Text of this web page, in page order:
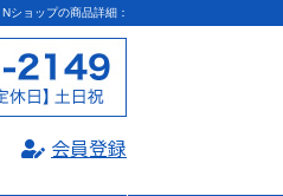
ショップの商品詳細：
会員登録